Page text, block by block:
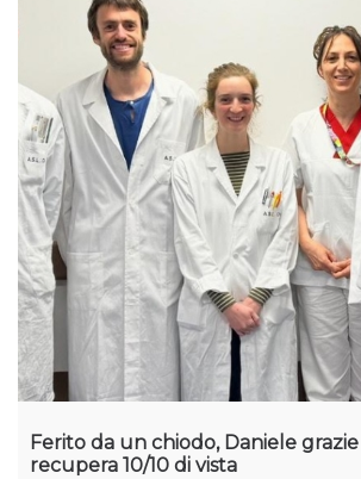
Ferito da un chiodo, Daniele
recupera 10/10 di vista